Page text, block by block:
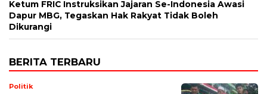
Ketum FRIC Instruksikan Jajaran Se-Indonesia Awasi
Dapur MBG, Tegaskan Hak Rakyat Tidak Boleh
Dikurangi
BERITA TERBARU
Politik